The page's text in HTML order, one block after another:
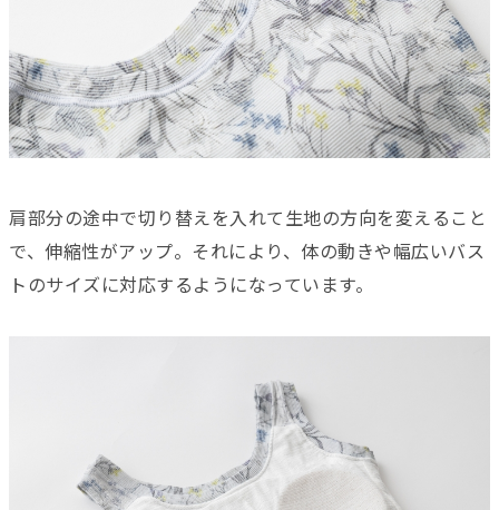
肩部分の途中で切り替えを入れて生地の方向を変えること
で、伸縮性がアップ。それにより、体の動きや幅広いバス
トのサイズに対応するようになっています。